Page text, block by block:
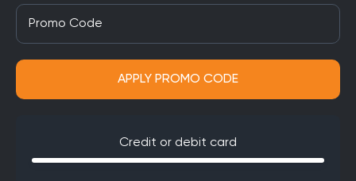
APPLY PROMO CODE
Credit or debit card